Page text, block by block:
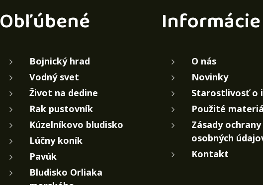
Obľúbené
Bojnický hrad
Vodný svet
Život na dedine
Rak pustovník
Kúzelníkovo bludisko
Lúčny koník
Pavúk
Bludisko Orliaka
Informácie
O nás
Novinky
Starostlivosť o
Použité
Zásady ochrany
osobných
Kontakt